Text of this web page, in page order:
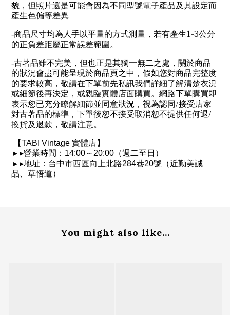
貌，但照片還是可能會因為不同型號電子產品及其設定而
產生色偏等差異
-商品尺寸均為人手以平量的方式測量，若有產生1-3公分
的正負差距屬正常誤差範圍。
-古著品雖不完美，但也正是其獨一無二之處，關於商品
的狀況會盡可能呈現於商品頁之中，假如您對商品完整度
的要求較高，敬請在下單前先私訊我們詳細了解清楚衣況
或細節後再決定，或親臨實體店面購買。網路下單購買即
表示您已充分瞭解細節並同意狀況，視為認同/接受店家
對古著品的標準，下單後恕不接受取消恕不提供任何退/
換貨及退款，敬請注意。
【TABI Vintage 實體店】
▸ ▸營業時間： 14:00～ 20:00 （週二至日）
▸ ▸地址：台中市西區向上北路284巷20號（近勤美誠
品、草悟道）
You might also like...